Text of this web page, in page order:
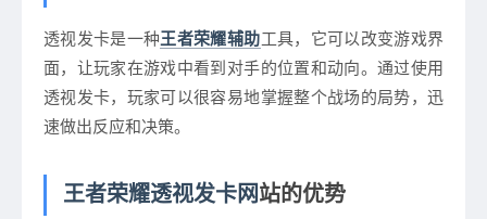
透视发卡是一种王者荣耀辅助 工具，它可以改变游戏界
面，让玩家在游戏中看到对手的位置和动向。通过使用
透视发卡，玩家可以很容易地掌握整个战场的局势，迅
速做出反应和决策。
王者荣耀透视发卡网 站的优势